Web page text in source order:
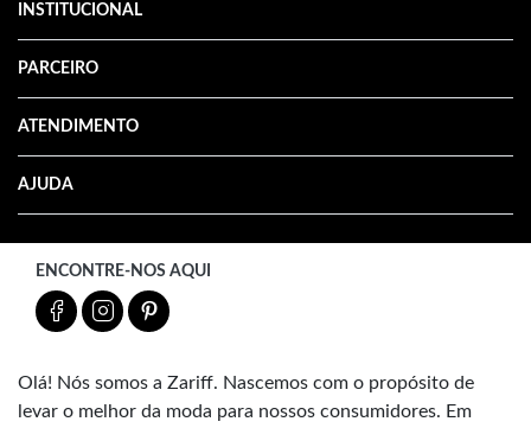
INSTITUCIONAL
PARCEIRO
ATENDIMENTO
AJUDA
ENCONTRE-NOS AQUI
Olá! Nós somos a Zariff. Nascemos com o propósito de
levar o melhor da moda para nossos consumidores. Em